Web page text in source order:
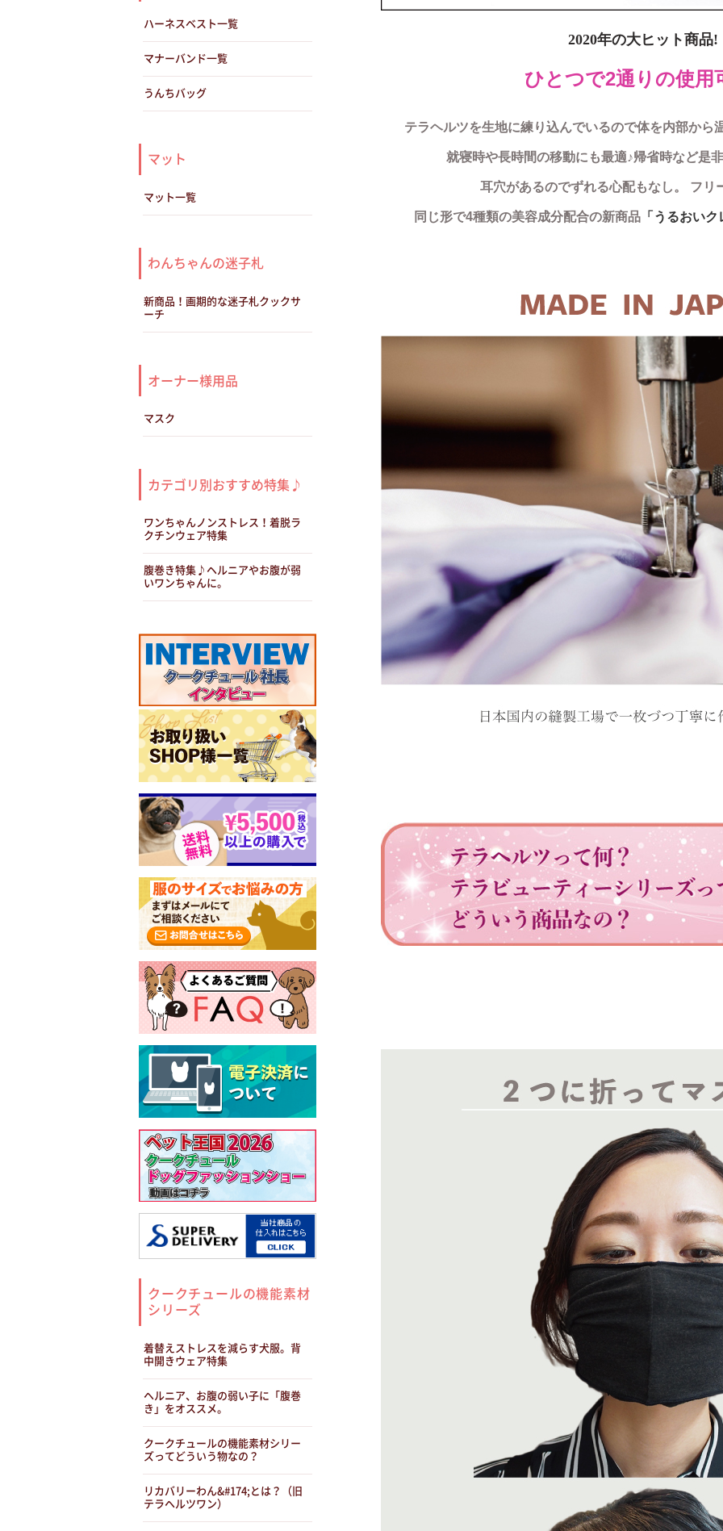
2020年の大ヒット商品!
ひとつで2通りの使用
テラヘルツを生地に練り込んでいるので体を内部から
就寝時や長時間の移動にも最適♪帰省時など是
耳穴があるのでずれる心配もなし。 フリ
同じ形で4種類の美容成分配合の新商品「うるおいク
ハーネスベスト一覧
マナーバンド一覧
うんちバッグ
マット
マット一覧
わんちゃんの迷子札
新商品！画期的な迷子札クックサ
ーチ
オーナー様用品
マスク
カテゴリ別おすすめ特集♪
ワンちゃんノンストレス！着脱ラ
クチンウェア特集
腹巻き特集♪ヘルニアやお腹が弱
いワンちゃんに。
クークチュールの機能素材
シリーズ
着替えストレスを減らす犬服。背
中開きウェア特集
ヘルニア、お腹の弱い子に「腹巻
き」をオススメ。
クークチュールの機能素材シリー
ズってどういう物なの？
リカバリーわん&#174;とは？（旧
テラヘルツワン）